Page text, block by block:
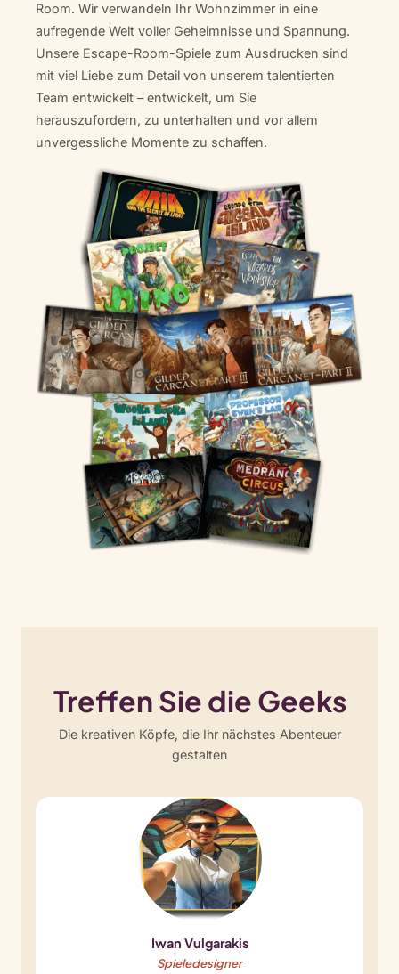
Room. Wir verwandeln Ihr Wohnzimmer in eine
aufregende Welt voller Geheimnisse und Spannung.
Unsere Escape-Room-Spiele zum Ausdrucken sind
mit viel Liebe zum Detail von unserem talentierten
Team entwickelt – entwickelt, um Sie
herauszufordern, zu unterhalten und vor allem
unvergessliche Momente zu schaffen.
Treffen Sie die Geeks
Die kreativen Köpfe, die Ihr nächstes Abenteuer
gestalten
Iwan Vulgarakis
Spieledesigner